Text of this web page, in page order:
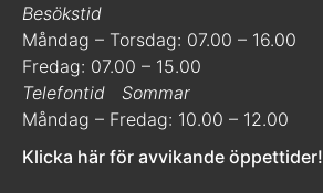
Besökstid
Måndag – Torsdag: 07.00 – 16.00
Fredag: 07.00 – 15.00
Telefontid
Sommar
Måndag – Fredag: 10.00 – 12.00
Klicka här för avvikande öppettider!